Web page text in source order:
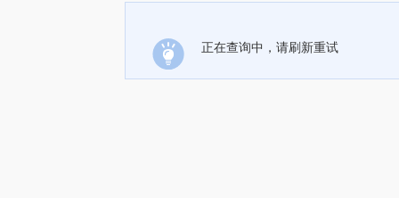
正在查询中，请刷新重试